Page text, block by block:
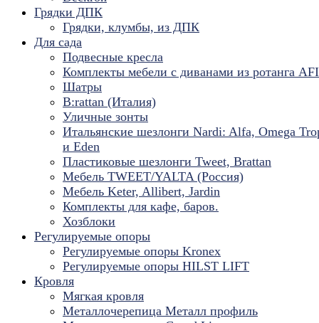
Грядки ДПК
Грядки, клумбы, из ДПК
Для сада
Подвесные кресла
Комплекты мебели с диванами из ротанга
Шатры
B:rattan (Италия)
Уличные зонты
Итальянские шезлонги Nardi: Alfa, Omega
и Eden
Пластиковые шезлонги Tweet, Brattan
Мебель TWEET/YALTA (Россия)
Мебель Keter, Allibert, Jardin
Комплекты для кафе, баров.
Хозблоки
Регулируемые опоры
Регулируемые опоры Kronex
Регулируемые опоры HILST LIFT
Кровля
Мягкая кровля
Металлочерепица Металл профиль